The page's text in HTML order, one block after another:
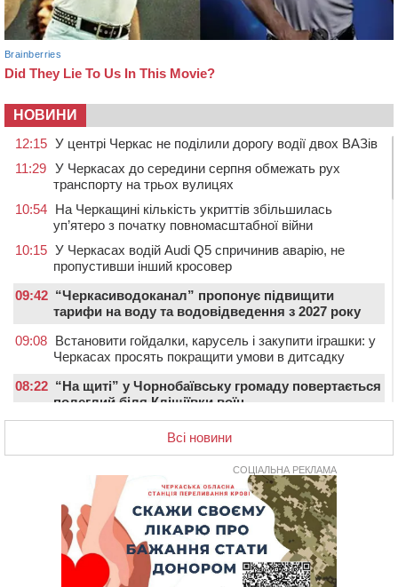
НОВИНИ
12:15 У центрі Черкас не поділили дорогу водії двох ВАЗів
11:29 У Черкасах до середини серпня обмежать рух
транспорту на трьох вулицях
10:54 На Черкащині кількість укриттів збільшилась
уп’ятеро з початку повномасштабної війни
10:15 У Черкасах водій Audi Q5 спричинив аварію, не
пропустивши інший кросовер
09:42 “Черкасиводоканал” пропонує підвищити
тарифи на воду та водовідведення з 2027 року
09:08 Встановити гойдалки, карусель і закупити іграшки: у
Черкасах просять покращити умови в дитсадку
08:22 “На щиті” у Чорнобаївську громаду повертається
полеглий біля Кліщіївки воїн
Понад 968 мільйонів гривень земельного податку
сплатили на Черкащині
06 СЕРПНЯ 2026, ЧЕТВЕР
Вісім медалей, з яких чотири золоті: черкаські
спортсмени тріумфували на чемпіонаті України
На Черкащині спека протримається ще день
Педагогів Черкас запрошують на зустріч із
переможцем Global Teacher Prize Ukraine 2023
Всі новини
СОЦІАЛЬНА РЕКЛАМА